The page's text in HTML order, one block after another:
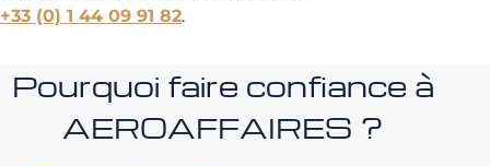
+33 (0) 1 44 09 91 82.
Pourquoi faire confiance à
AEROAFFAIRES ?